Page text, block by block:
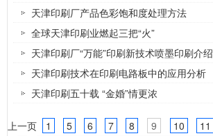
天津印刷厂产品色彩饱和度处理方法
全球天津印刷业燃起三把“火”
天津印刷厂“万能”印刷新技术喷墨印刷介绍
天津印刷技术在印刷电路板中的应用分析
天津印刷五十载 “金婚”情更浓
上一页 1 5 6 7 8 9 10 11